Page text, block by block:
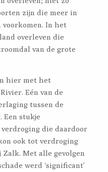
zijn die meer in
In het
overleven die
van de grote
hier met het
Eén van de
tussen de
Een stukje
die daardoor
ook tot verdroging
Met alle gevolgen
werd ‘significant’